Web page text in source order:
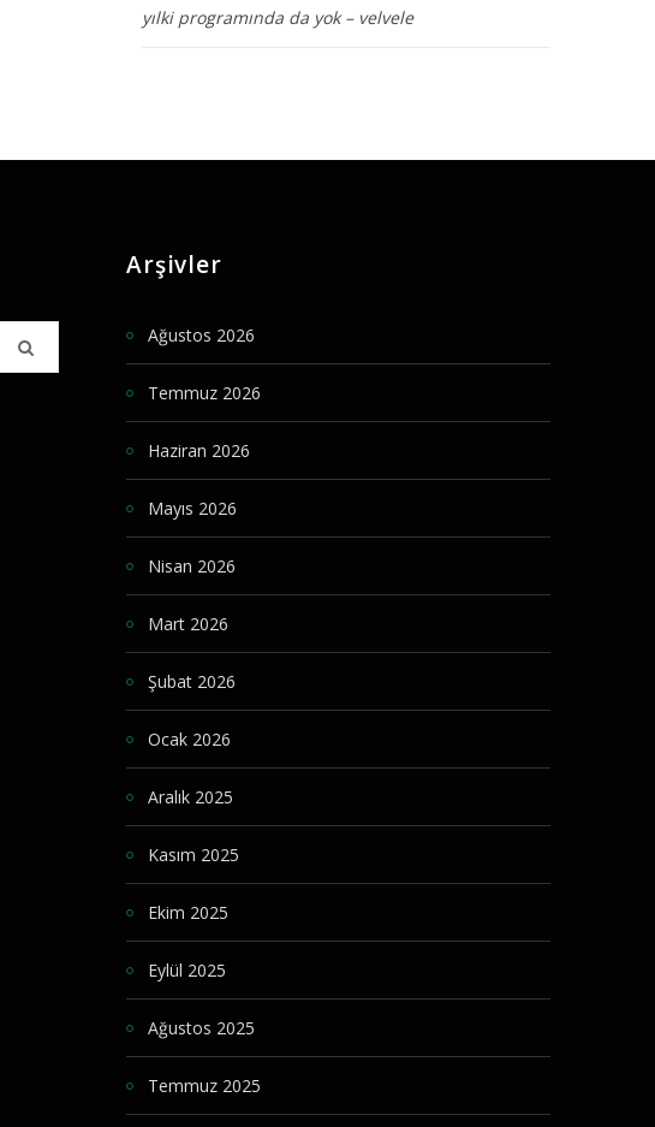
yılki programında da yok – velvele
Arşivler
Ağustos 2026
Temmuz 2026
Haziran 2026
Mayıs 2026
Nisan 2026
Mart 2026
Şubat 2026
Ocak 2026
Aralık 2025
Kasım 2025
Ekim 2025
Eylül 2025
Ağustos 2025
Temmuz 2025